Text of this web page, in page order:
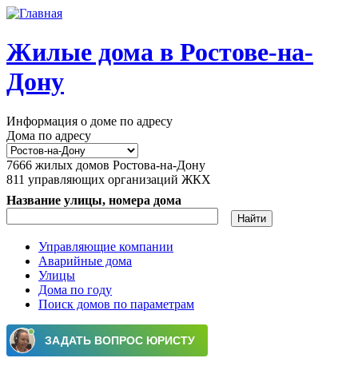
Перейти к основному содержанию
Жилые дома в Ростове-на-
Дону
Информация о доме по адресу
Дома по адресу
7666 жилых домов Ростова-на-Дону
811 управляющих организаций ЖКХ
Название улицы, номера дома
Главное меню
Управляющие компании
Аварийные дома
Улицы
Дома по году
Поиск домов по параметрам